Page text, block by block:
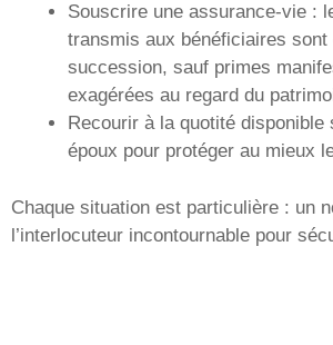
Souscrire une assurance-vie :
transmis aux bénéficiaires sont
succession, sauf primes
exagérées au regard du
Recourir à la quotité disponible
époux pour protéger au mieux
Chaque situation est particulière : un
l’interlocuteur incontournable pour